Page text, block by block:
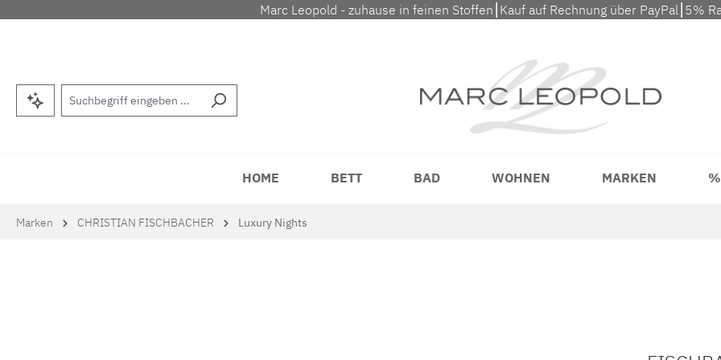
Hauptinhalt springen
Zur Suche springen
Zur Hauptnavigation springen
Marc Leopold - zuhause in feinen Stoffen⎮Kauf auf Rechnung über PayPal⎮5%
HOME BETT BAD WOHNEN MARKEN
Marken CHRISTIAN FISCHBACHER Luxury Nights